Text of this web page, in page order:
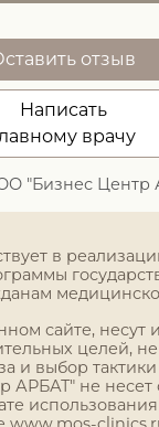
"Бизнес Центр
отзыв
Написать
врачу
в
сайте, несут
целей,
и выбор
не несет